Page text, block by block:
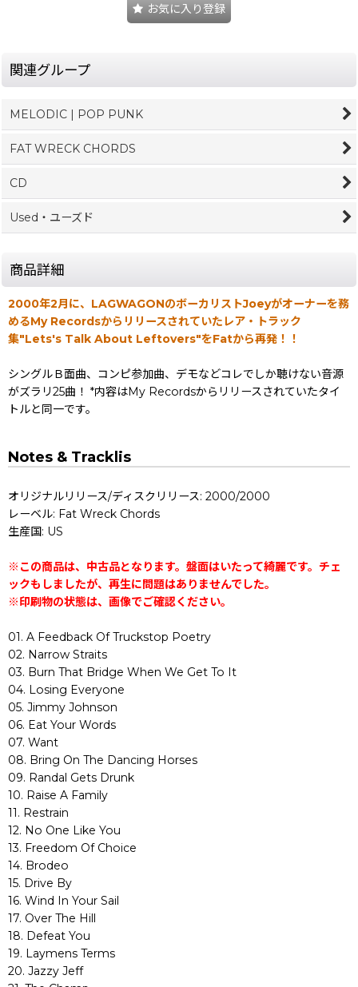
お気に入り登録
関連グループ
MELODIC | POP PUNK
FAT WRECK CHORDS
CD
Used・ユーズド
商品詳細
2000年2月に、LAGWAGONのボーカリストJoeyがオーナーを務
めるMy Recordsからリリースされていたレア・トラック
集"Lets's Talk About Leftovers"をFatから再発！！
シングルＢ面曲、コンピ参加曲、デモなどコレでしか聴けない音源
がズラリ25曲！ *内容はMy Recordsからリリースされていたタイ
トルと同一です。
Notes & Tracklis
オリジナルリリース/ディスクリリース: 2000/2000
レーベル: Fat Wreck Chords
生産国: US
※この商品は、中古品となります。盤面はいたって綺麗です。チェ
ックもしましたが、再生に問題はありませんでした。
※印刷物の状態は、画像でご確認ください。
01. A Feedback Of Truckstop Poetry
02. Narrow Straits
03. Burn That Bridge When We Get To It
04. Losing Everyone
05. Jimmy Johnson
06. Eat Your Words
07. Want
08. Bring On The Dancing Horses
09. Randal Gets Drunk
10. Raise A Family
11. Restrain
12. No One Like You
13. Freedom Of Choice
14. Brodeo
15. Drive By
16. Wind In Your Sail
17. Over The Hill
18. Defeat You
19. Laymens Terms
20. Jazzy Jeff